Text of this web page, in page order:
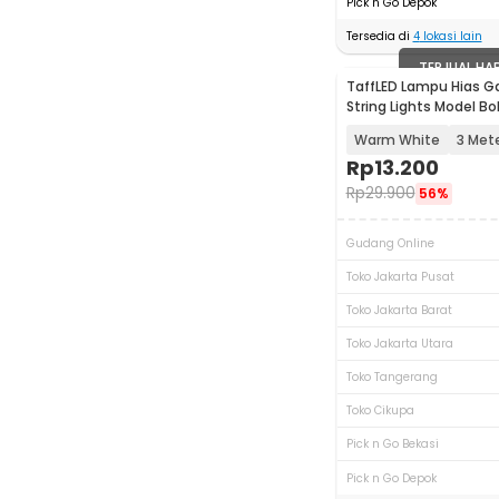
Tersedia di 4lokasi lain
TERJUAL
TaffLED Lampu Hias
String Lights Model
Warm White 3
Rp13.200
Rp29.900 56%
Gudang Online
Toko Jakarta Pusat
Toko Jakarta Barat
Toko Jakarta Utara
Toko Tangerang
Toko Cikupa
Pick n Go Bekasi
Pick n Go Depok